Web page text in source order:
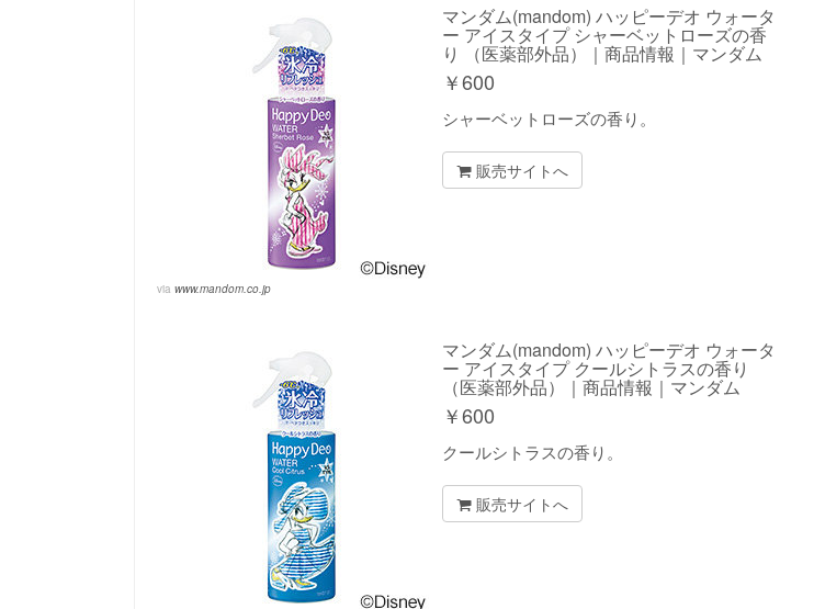
via www.mandom.co.jp
マンダム(mandom) ハッピーデオ ウォータ
ー アイスタイプ シャーベットローズの香
り （医薬部外品）｜商品情報｜マンダム
￥600
シャーベットローズの香り。
販売サイトへ
マンダム(mandom) ハッピーデオ ウォータ
ー アイスタイプ クールシトラスの香り
（医薬部外品）｜商品情報｜マンダム
￥600
クールシトラスの香り。
販売サイトへ